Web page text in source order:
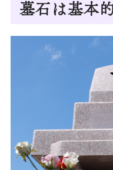
墓石は基本